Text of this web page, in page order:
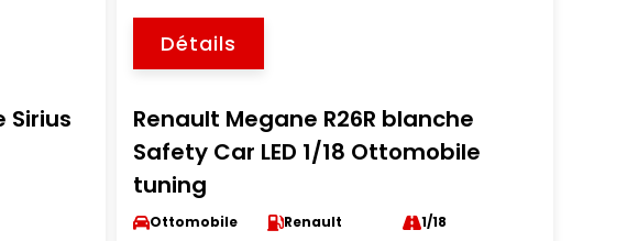
Sirius
Détails
Renault Megane R26R blanche
Safety Car LED 1/18 Ottomobile
tuning
Ottomobile Renault 1/18